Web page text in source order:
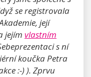
se registrovala
její
jejím vlastním
s ní
koučka Petra
:-) ). Zprvu